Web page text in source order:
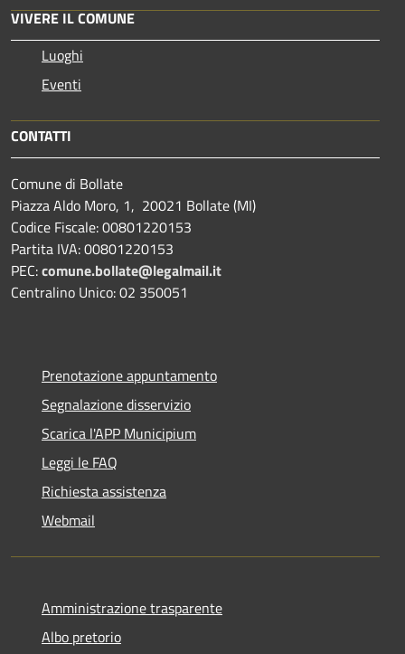
VIVERE IL COMUNE
Luoghi
Eventi
CONTATTI
Comune di Bollate
Piazza Aldo Moro, 1, 20021 Bollate (MI)
Codice Fiscale: 00801220153
Partita IVA: 00801220153
PEC:comune.bollate@legalmail.it
Centralino Unico: 02 350051
Prenotazione appuntamento
Segnalazione disservizio
Scarica l'APP Municipium
Leggi le FAQ
Richiesta assistenza
Webmail
Amministrazione trasparente
Albo pretorio